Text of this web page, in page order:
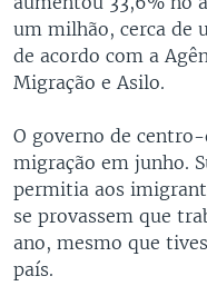
um milhão, cerca de
de acordo com a
Migração e Asilo.
O governo de
migração em junho.
permitia aos
se provassem que
ano, mesmo que
país.